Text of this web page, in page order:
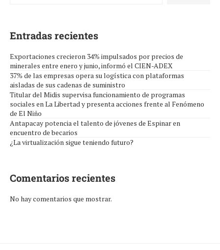
Entradas recientes
Exportaciones crecieron 34% impulsados por precios de
minerales entre enero y junio, informó el CIEN-ADEX
37% de las empresas opera su logística con plataformas
aisladas de sus cadenas de suministro
Titular del Midis supervisa funcionamiento de programas
sociales en La Libertad y presenta acciones frente al Fenómeno
de El Niño
Antapacay potencia el talento de jóvenes de Espinar en
encuentro de becarios
¿La virtualización sigue teniendo futuro?
Comentarios recientes
No hay comentarios que mostrar.